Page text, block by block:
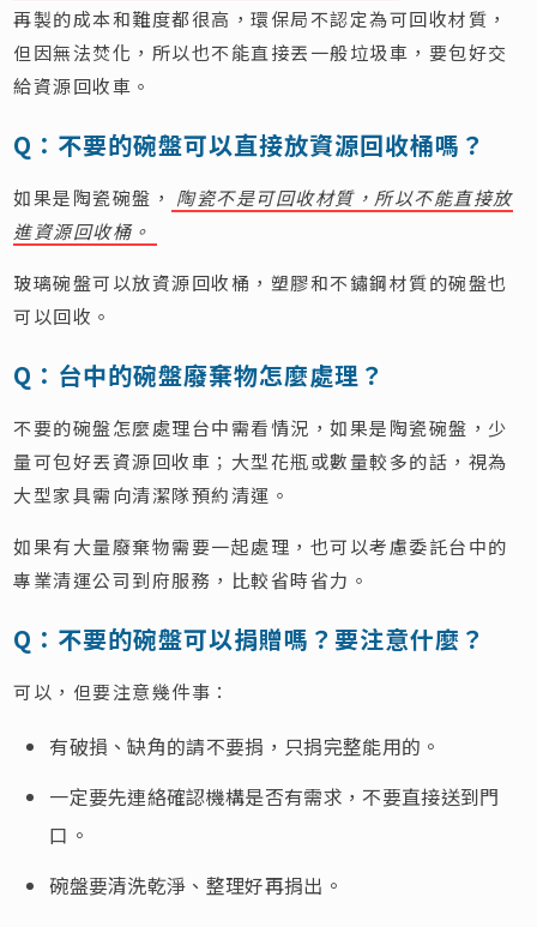
再製的成本和難度都很高，環保局不認定為可回收材質，
但因無法焚化，所以也不能直接丟一般垃圾車，要包好交
給資源回收車。
Q：不要的碗盤可以直接放資源回收桶嗎？
如果是陶瓷碗盤， 陶瓷不是可回收材質，所以不能直接放
進資源回收桶。
玻璃碗盤可以放資源回收桶，塑膠和不鏽鋼材質的碗盤也
可以回收。
Q：台中的碗盤廢棄物怎麼處理？
不要的碗盤怎麼處理台中需看情況，如果是陶瓷碗盤，少
量可包好丟資源回收車；大型花瓶或數量較多的話，視為
大型家具需向清潔隊預約清運。
如果有大量廢棄物需要一起處理，也可以考慮委託台中的
專業清運公司到府服務，比較省時省力。
Q：不要的碗盤可以捐贈嗎？要注意什麼？
可以，但要注意幾件事：
有破損、缺角的請不要捐，只捐完整能用的。
一定要先連絡確認機構是否有需求，不要直接送到門
口。
碗盤要清洗乾淨、整理好再捐出。